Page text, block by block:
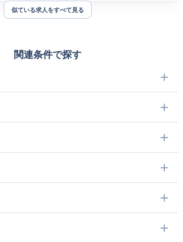
似ている求人をすべて見る
関連条件で探す